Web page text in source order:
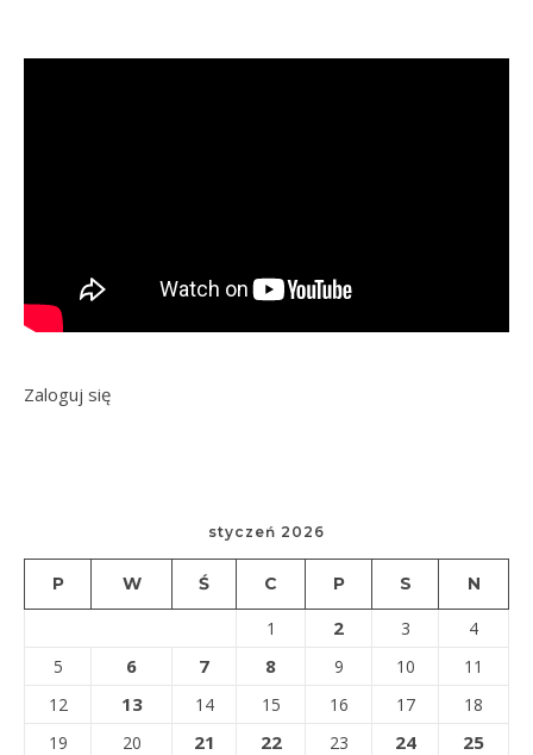
Zaloguj się
styczeń 2026
P W Ś C P S N
1 2 3
4
5
6 7 8 9 10
11
12
13 14 15 16 17
18
19
20 21 22 23 24 25